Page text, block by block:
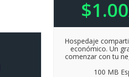
$1.00
Hospedaje
económico. Un
comenzar con tu
100 MB